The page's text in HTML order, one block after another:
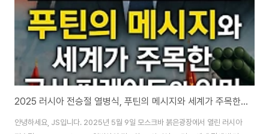
2025 러시아 전승절 열병식, 푸틴의 메시지와 세계가 주목한 군사 퍼레이드의 의미
안녕하세요, JS입니다. 2025년 5월 9일 모스크바 붉은광장에서 열린 러시아